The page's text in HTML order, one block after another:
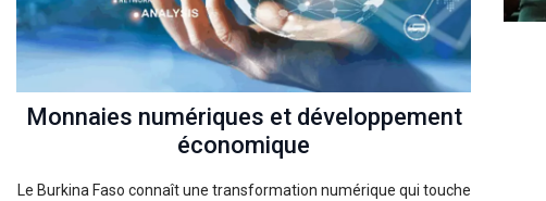
Monnaies numériques et développement
économique
Le Burkina Faso connaît une transformation numérique qui touche